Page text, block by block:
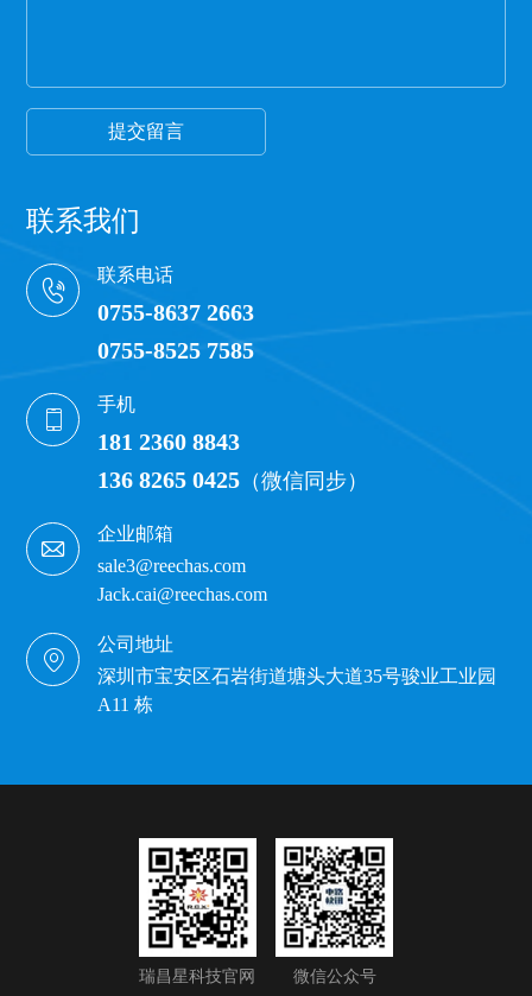
联系我们
联系电话
0755-8637 2663
0755-8525 7585
手机
181 2360 8843
136 8265 0425 （微信同步）
企业邮箱
sale3@reechas.com
Jack.cai@reechas.com
公司地址
深圳市宝安区石岩街道塘头大道35号骏业工业园
A11 栋
提交留言
瑞昌星科技官网 微信公众号